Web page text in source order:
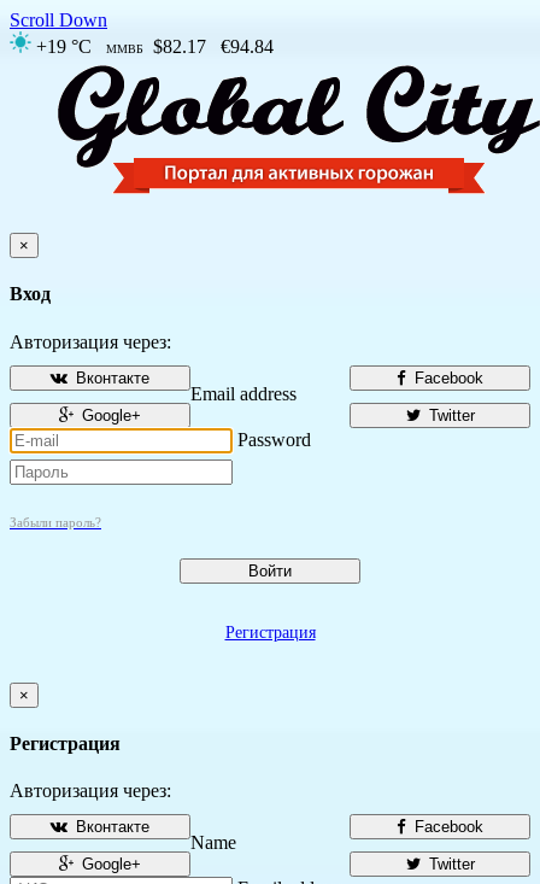
Scroll Down
+19 °C
ММВБ $82.17 €94.84
×
Вход
Авторизация через:
Facebook
Вконтакте
Twitter
Google+
Email address
Password
Забыли пароль?
Войти
Регистрация
×
Регистрация
Авторизация через:
Facebook
Вконтакте
Twitter
Google+
Name